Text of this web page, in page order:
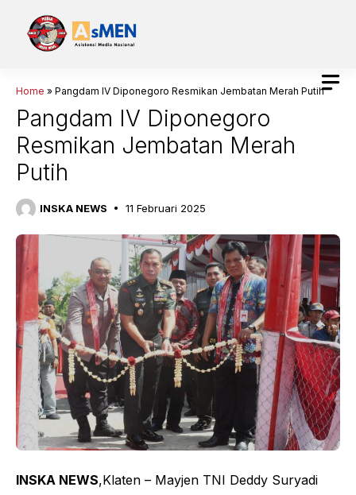
Home » Pangdam IV Diponegoro Resmikan Jembatan Merah Putih
Pangdam IV Diponegoro
Resmikan Jembatan Merah
Putih
INSKA NEWS 11 Februari 2025
INSKA NEWS,Klaten – Mayjen TNI Deddy Suryadi